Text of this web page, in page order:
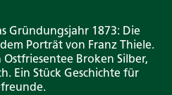
Gründungsjahr 1873: Die
Porträt von Franz Thiele.
Broken Silber,
Ein Stück Geschichte für